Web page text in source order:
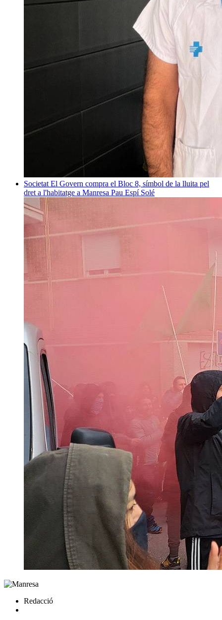
Societat El Govern compra el Bloc 8, símbol de la lluita pel
dret a l'habitatge a Manresa Pau Espí Solé
Redacció